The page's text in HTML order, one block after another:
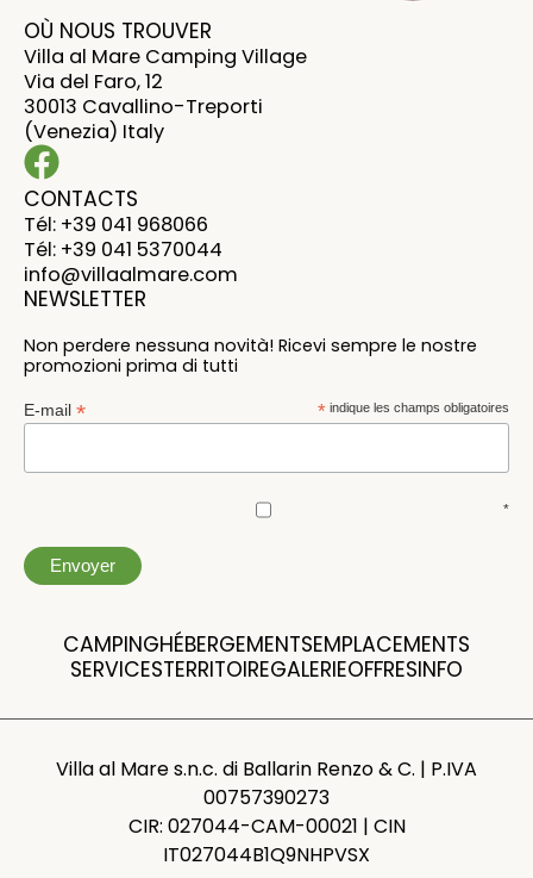
OÙ NOUS TROUVER
Villa al Mare Camping Village
Via del Faro, 12
30013 Cavallino-Treporti
(Venezia) Italy
CONTACTS
Tél: +39 041 968066
Tél: +39 041 5370044
info@villaalmare.com
NEWSLETTER
Non perdere nessuna novità! Ricevi sempre le nostre
promozioni prima di tutti
* indique les champs obligatoires
E-mail *
*
CAMPINGHÉBERGEMENTSEMPLACEMENTS
SERVICESTERRITOIREGALERIEOFFRESINFO
Villa al Mare s.n.c. di Ballarin Renzo & C. | P.IVA
00757390273
CIR: 027044-CAM-00021 | CIN
IT027044B1Q9NHPVSX